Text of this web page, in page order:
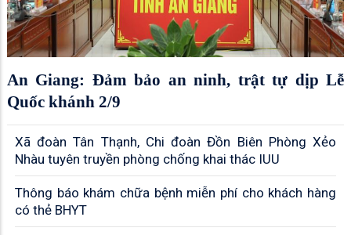
An Giang: Đảm bảo an ninh, trật tự dịp Lễ
Quốc khánh 2/9
Xã đoàn Tân Thạnh, Chi đoàn Đồn Biên Phòng Xẻo
Nhàu tuyên truyền phòng chống khai thác IUU
Thông báo khám chữa bệnh miễn phí cho khách hàng
có thẻ BHYT